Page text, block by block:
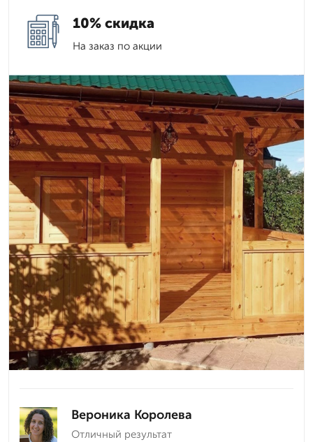
10% скидка
На заказ по акции
Вероника Королева
Отличный результат